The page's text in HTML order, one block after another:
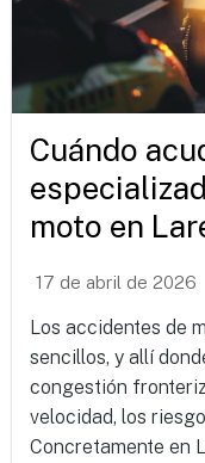
Cuándo
moto en
17 de abril de 2026
Los accidentes de
sencillos, y allí
congestión
velocidad, los
Concretamente en